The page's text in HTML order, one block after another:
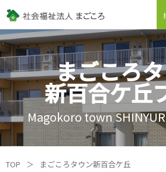
まごころ
新百合ケ丘
Magokoro town
TOP ＞
まごころタウン新百合ケ丘